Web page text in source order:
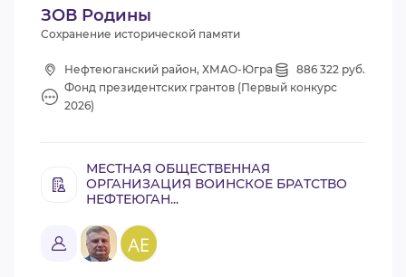
ЗОВ Родины
Сохранение исторической памяти
Нефтеюганский район, ХМАО-Югра
886 322 руб.
Фонд президентских грантов (Первый конкурс
2026)
МЕСТНАЯ ОБЩЕСТВЕННАЯ
ОРГАНИЗАЦИЯ ВОИНСКОЕ БРАТСТВО
НЕФТЕЮГАН...